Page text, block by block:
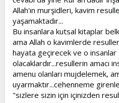
Allah'ın murşidleri, kavim
yaşamaktadır...
Bu insanlara kutsal kitaplar
ama Allah o kavimlerde
hayata geçirecek ve o
olacaklardır...resullerin amacı
amenu olanları mujdelemek,
uyarmaktır...cehenneme
"sizlere sizin için içinizden